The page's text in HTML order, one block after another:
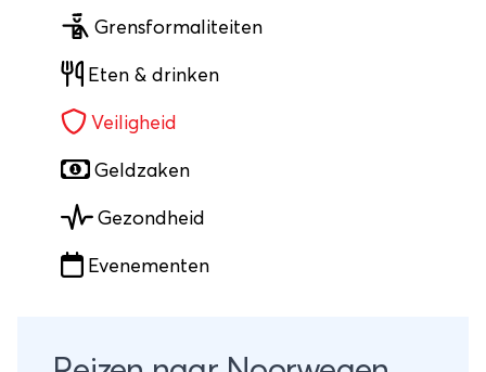
Grensformaliteiten
Eten & drinken
Veiligheid
Geldzaken
Gezondheid
Evenementen